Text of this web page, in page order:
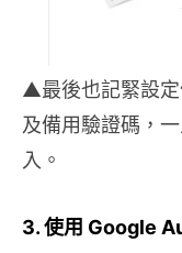
▲最後也記緊設
及備用驗證碼，
入。
3. 使用 Google